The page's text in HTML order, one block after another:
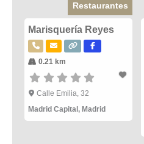
Restaurantes
Marisquería Reyes
0.21 km
Calle Emilia, 32
Madrid Capital , Madrid